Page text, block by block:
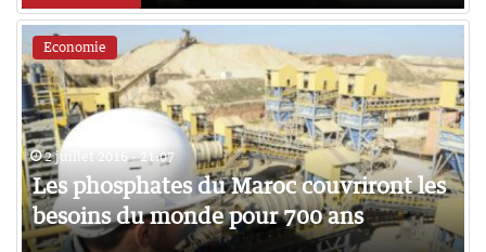
Economie
2 juillet 2016 - 21:07
Les phosphates du Maroc couvriront les
besoins du monde pour 700 ans